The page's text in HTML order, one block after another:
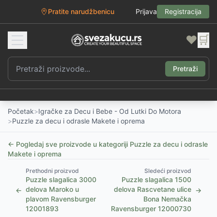
Pratite narudžbenicu Prijava Registracija
❤️ 🛒
Pretraži
Početak>Igračke za Decu i Bebe - Od Lutki Do Motora
>Puzzle za decu i odrasle Makete i oprema
← Pogledaj sve proizvode u kategoriji Puzzle za decu i odrasle
Makete i oprema
←
Prethodni proizvod
Puzzle slagalica 3000
delova Maroko u
plavom Ravensburger
12001893
Sledeći proizvod
Puzzle slagalica 1500
delova Rascvetane ulice
Bona Nemačka
Ravensburger 12000730
→